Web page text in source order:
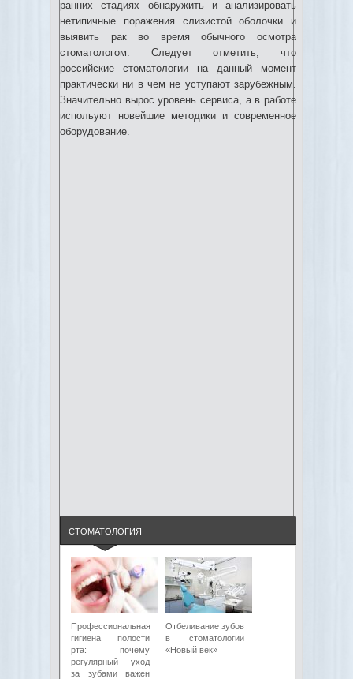
ранних стадиях обнаружить и анализировать
нетипичные поражения слизистой оболочки и
выявить рак во время обычного осмотра
стоматологом. Следует отметить, что
российские стоматологии на данный момент
практически ни в чем не уступают зарубежным.
Значительно вырос уровень сервиса, а в работе
испольуют новейшие методики и современное
оборудование.
СТОМАТОЛОГИЯ
Профессиональная
гигиена полости
рта: почему
регулярный уход
за зубами важен
Отбеливание зубов
в стоматологии
«Новый век»